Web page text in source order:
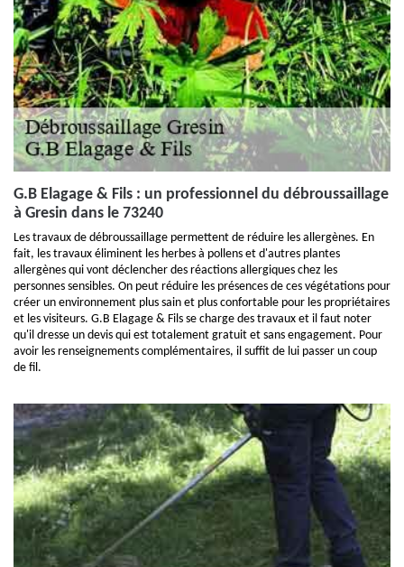
G.B Elagage & Fils : un professionnel du débroussaillage
à Gresin dans le 73240
Les travaux de débroussaillage permettent de réduire les allergènes. En
fait, les travaux éliminent les herbes à pollens et d'autres plantes
allergènes qui vont déclencher des réactions allergiques chez les
personnes sensibles. On peut réduire les présences de ces végétations pour
créer un environnement plus sain et plus confortable pour les propriétaires
et les visiteurs. G.B Elagage & Fils se charge des travaux et il faut noter
qu'il dresse un devis qui est totalement gratuit et sans engagement. Pour
avoir les renseignements complémentaires, il suffit de lui passer un coup
de fil.